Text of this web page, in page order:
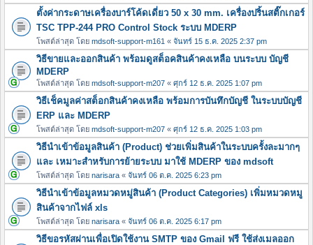
ตั้งค่ากระดาษเครื่องบาร์โค้ดเดี่ยว 50 x 30 mm. เครื่องปริ้นสติ๊กเกอร์
TSC TPP-244 PRO Control Stock ระบบ MDERP
โพสต์ล่าสุด โดย mdsoft-support-m161 « จันทร์ 15 ธ.ค. 2025 2:37 pm
วิธีขายและออกสินค้า พร้อมดูสต็อคสินค้าคงเหลือ บนระบบ บัญชี
MDERP
โพสต์ล่าสุด โดย mdsoft-support-m207 « ศุกร์ 12 ธ.ค. 2025 1:07 pm
วิธีเช็คมูลค่าสต็อกสินค้าคงเหลือ พร้อมการบันทึกบัญชี ในระบบบัญชี
ERP และ MDERP
โพสต์ล่าสุด โดย mdsoft-support-m207 « ศุกร์ 12 ธ.ค. 2025 1:03 pm
วิธีนำเข้าข้อมูลสินค้า (Product) ช่วยเพิ่มสินค้าในระบบครั้งละมากๆ
และ เหมาะสำหรับการย้ายระบบ มาใช้ MDERP ของ mdsoft
โพสต์ล่าสุด โดย narisara « จันทร์ 06 ต.ค. 2025 6:23 pm
วิธีนำเข้าข้อมูลหมวดหมู่สินค้า (Product Categories) เพิ่มหมวดหมู
สินค้าจากไฟล์ xls
โพสต์ล่าสุด โดย narisara « จันทร์ 06 ต.ค. 2025 6:17 pm
วิธีขอรหัสผ่านเพื่อเปิดใช้งาน SMTP ของ Gmail ฟรี ใช้ส่งเมลออก